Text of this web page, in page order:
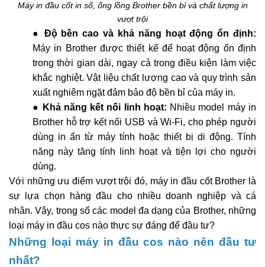
Máy in đầu cốt in số, ống lồng Brother bền bỉ và chất lượng in
vượt trội
● Độ bền cao và khả năng hoạt động ổn định:
Máy in Brother được thiết kế để hoạt động ổn định
trong thời gian dài, ngay cả trong điều kiện làm việc
khắc nghiệt. Vật liệu chất lượng cao và quy trình sản
xuất nghiêm ngặt đảm bảo độ bền bỉ của máy in.
●
Khả năng kết nối linh hoạt: Nhiều model máy in
Brother hỗ trợ kết nối USB và Wi-Fi, cho phép người
dùng in ấn từ máy tính hoặc thiết bị di động. Tính
năng này tăng tính linh hoạt và tiện lợi cho người
dùng.
Với những ưu điểm vượt trội đó, máy in đầu cốt Brother là
sự lựa chọn hàng đầu cho nhiều doanh nghiệp và cá
nhân. Vậy, trong số các model đa dạng của Brother, những
loại máy in đầu cos nào thực sự đáng để đầu tư?
Những loại máy in đầu cos nào nên đầu tư
nhất?